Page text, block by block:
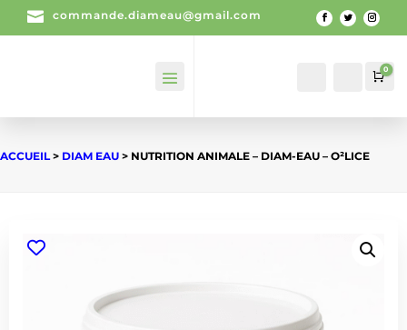
 commande.diameau@gmail.com
0
ACCUEIL> DIAM EAU > NUTRITION ANIMALE – DIAM-EAU – O²LICE